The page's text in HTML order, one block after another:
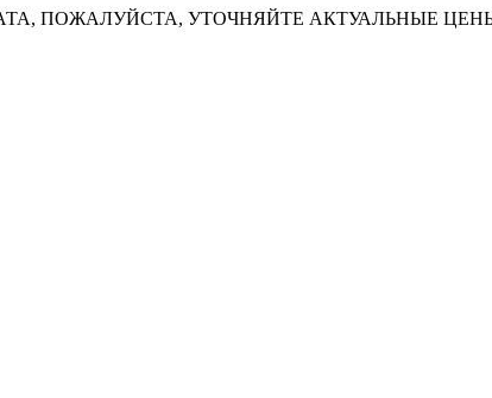
ПОЖАЛУЙСТА, УТОЧНЯЙТЕ АКТУАЛЬНЫЕ